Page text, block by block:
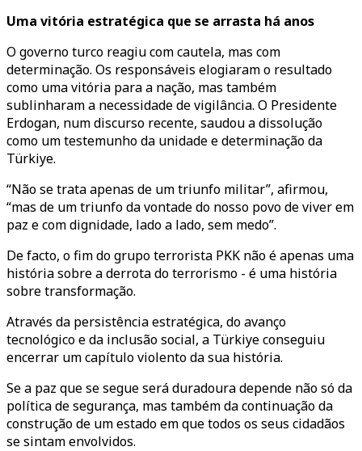
Uma vitória estratégica que se arrasta há anos
O governo turco reagiu com cautela, mas com
determinação. Os responsáveis elogiaram o resultado
como uma vitória para a nação, mas também
sublinharam a necessidade de vigilância. O Presidente
Erdogan, num discurso recente, saudou a dissolução
como um testemunho da unidade e determinação da
Türkiye.
“Não se trata apenas de um triunfo militar”, afirmou,
“mas de um triunfo da vontade do nosso povo de viver em
paz e com dignidade, lado a lado, sem medo”.
De facto, o fim do grupo terrorista PKK não é apenas uma
história sobre a derrota do terrorismo - é uma história
sobre transformação.
Através da persistência estratégica, do avanço
tecnológico e da inclusão social, a Türkiye conseguiu
encerrar um capítulo violento da sua história.
Se a paz que se segue será duradoura depende não só da
política de segurança, mas também da continuação da
construção de um estado em que todos os seus cidadãos
se sintam envolvidos.